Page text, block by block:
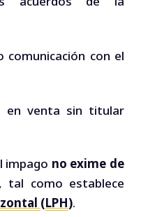
con el
en venta sin titular
impago no exime de
tal como establece
(LPH).